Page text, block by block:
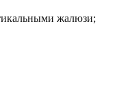
жалюзи;